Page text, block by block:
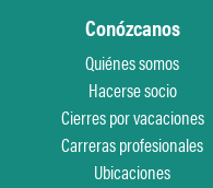
Conózcanos
Quiénes somos
Hacerse socio
Cierres por vacaciones
Carreras profesionales
Ubicaciones